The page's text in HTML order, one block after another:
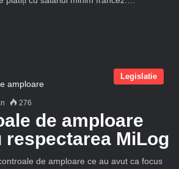
Legislatie
276
de amploare
respectarea MiLog
de amploare ce au avut ca focus